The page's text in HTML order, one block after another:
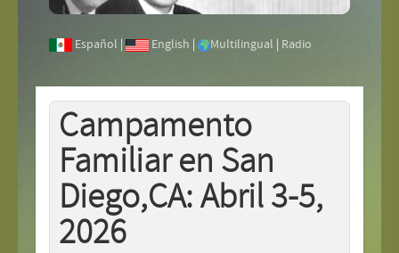
Español | English | Multilingual Radio
Campamento
Familiar en San
Diego,CA: Abril 3-5,
2026